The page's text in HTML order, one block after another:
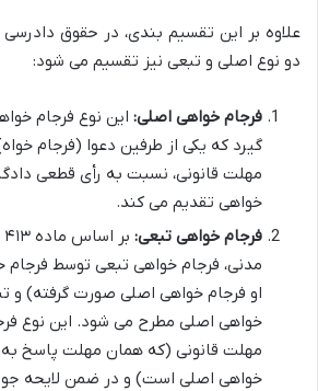
علاوه بر این تقسیم بندی، در حقوق
دو نوع اصلی و تبعی نیز تقسیم می شود:
فرجام خواهی اصلی: این نوع فرجام
گیرد که یکی از طرفین دعوا (فرجام
مهلت قانونی، نسبت به رأی قطعی
خواهی تقدیم می کند.
فرجام خواهی تبعی:
مدنی، فرجام خواهی تبعی توسط
او فرجام خواهی اصلی صورت گرفته) و
خواهی اصلی مطرح می شود. این نوع
مهلت قانونی (که همان مهلت پاسخ
خواهی اصلی است) و در ضمن لایحه